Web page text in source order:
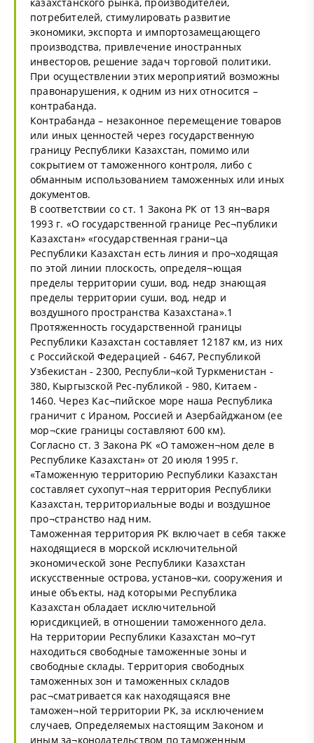
потребителей, стимулировать развитие
экономики, экспорта и импортозамещающего
производства, привлечение иностранных
инвесторов, решение задач торговой политики.
При осуществлении этих мероприятий возможны
правонарушения, к одним из них относится –
контрабанда.
Контрабанда – незаконное перемещение товаров
или иных ценностей через государственную
границу Республики Казахстан, помимо или
сокрытием от таможенного контроля, либо с
обманным использованием таможенных или иных
документов.
В соответствии со ст. 1 Закона РК от 13 ян¬варя
1993 г. «О государственной границе Рес¬публики
Казахстан» «государственная грани¬ца
Республики Казахстан есть линия и про¬ходящая
по этой линии плоскость, определя¬ющая
пределы территории суши, вод, недр знающая
пределы территории суши, вод, недр и
воздушного пространства Казахстана».1
Протяженность государственной границы
Республики Казахстан составляет 12187 км, из них
с Российской Федерацией - 6467, Республикой
Узбекистан - 2300, Республи¬кой Туркменистан -
380, Кыргызской Рес-публикой - 980, Китаем -
1460. Через Кас¬пийское море наша Республика
граничит с Ираном, Россией и Азербайджаном (ее
мор¬ские границы составляют 600 км).
Согласно ст. 3 Закона РК «О таможен¬ном деле в
Республике Казахстан» от 20 июля 1995 г.
«Таможенную территорию Республики Казахстан
составляет сухопут¬ная территория Республики
Казахстан, территориальные воды и воздушное
про¬странство над ним.
Таможенная территория РК включает в себя также
находящиеся в морской исключительной
экономической зоне Республики Казахстан
искусственные острова, установ¬ки, сооружения и
иные объекты, над которыми Республика
Казахстан обладает исключительной
юрисдикцией, в отношении таможенного дела.
На территории Республики Казахстан мо¬гут
находиться свободные таможенные зоны и
свободные склады. Территория свободных
таможенных зон и таможенных складов
рас¬сматривается как находящаяся вне
таможен¬ной территории РК, за исключением
случаев, Определяемых настоящим Законом и
иным за¬конодательством по таможенным